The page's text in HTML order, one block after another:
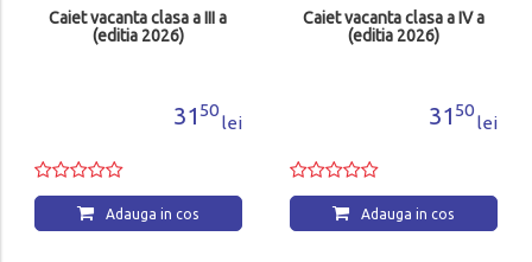
Caiet vacanta clasa a III a
(editia 2026)
31 50
lei
Adauga in cos
Caiet vacanta clasa a IV a
(editia 2026)
31 50
lei
Adauga in cos